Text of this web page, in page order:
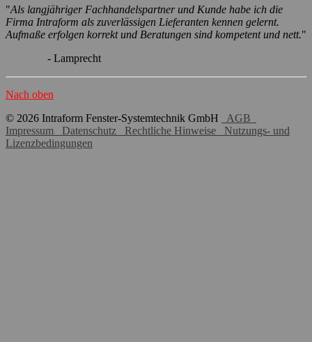
"Als langjähriger Fachhandelspartner und Kunde habe ich die
Firma Intraform als zuverlässigen Lieferanten kennen gelernt.
Aufmaße erfolgen korrekt und Beratungen sind kompetent und nett."
- Lamprecht
Nach oben
© 2026 Intraform Fenster-Systemtechnik GmbH
AGB
Impressum
Datenschutz Rechtliche Hinweise
Nutzungs- und
Lizenzbedingungen